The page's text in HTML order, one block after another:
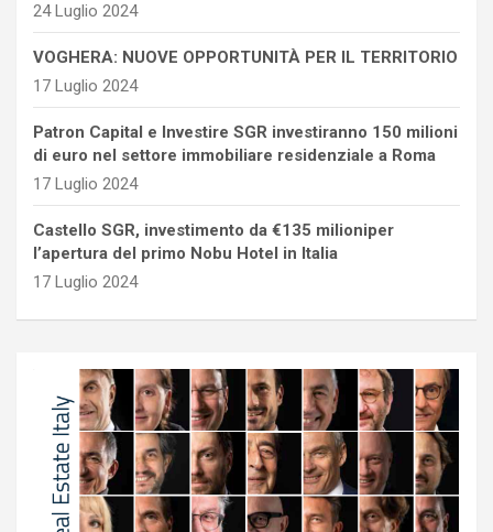
24 Luglio 2024
VOGHERA: NUOVE OPPORTUNITÀ PER IL TERRITORIO
17 Luglio 2024
Patron Capital e Investire SGR investiranno 150 milioni
di euro nel settore immobiliare residenziale a Roma
17 Luglio 2024
Castello SGR, investimento da €135 milioniper
l’apertura del primo Nobu Hotel in Italia
17 Luglio 2024